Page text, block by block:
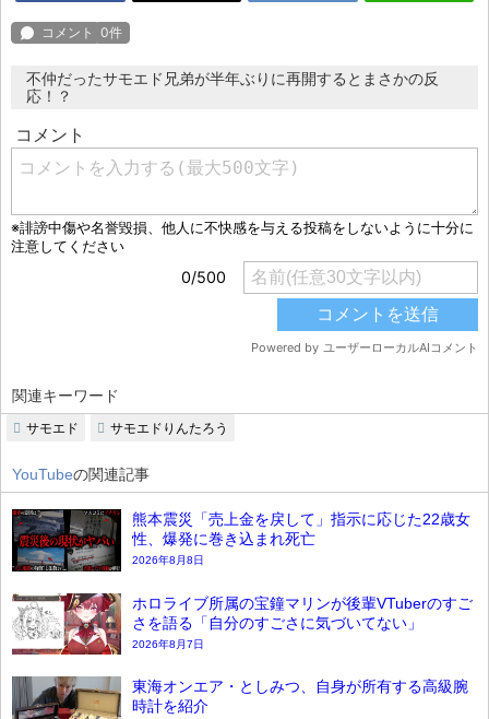
不仲だったサモエド兄弟が半年ぶりに再開するとまさかの反
応！？
関連キーワード
サモエド サモエドりんたろう
YouTubeの関連記事
熊本震災「売上金を戻して」指示に応じた22歳女
性、爆発に巻き込まれ死亡
2026年8月8日
ホロライブ所属の宝鐘マリンが後輩VTuberのすご
さを語る「自分のすごさに気づいてない」
2026年8月7日
東海オンエア・としみつ、自身が所有する高級腕
時計を紹介